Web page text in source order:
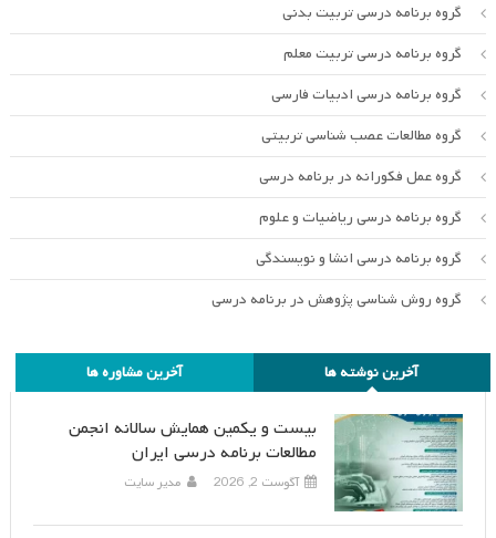
گروه برنامه درسی تربیت بدنی
گروه برنامه درسی تربیت معلم
گروه برنامه درسی ادبیات فارسی
گروه مطالعات عصب شناسی تربیتی
گروه عمل فکورانه در برنامه درسی
گروه برنامه درسی ریاضیات و علوم
گروه برنامه درسی انشا و نویسندگی
گروه روش شناسی پژوهش در برنامه درسی
آخرین نوشته ها آخرین مشاوره ها
بیست و یکمین همایش سالانه انجمن
مطالعات برنامه درسی ایران
آگوست 2, 2026 مدیر سایت